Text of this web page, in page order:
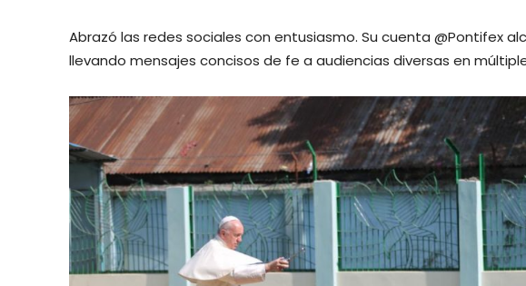
Abrazó las redes sociales con entusiasmo. Su cuenta @Pontifex
llevando mensajes concisos de fe a audiencias diversas en